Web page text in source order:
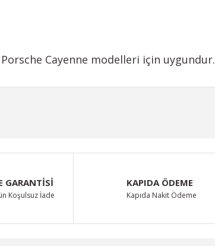
Cayenne modelleri için uygundur.
öneri formunu kullanarak tarafımıza iletebilirsiniz.
GARANTİSİ
Koşulsuz İade
KAPIDA ÖDEME
Kapıda Nakit Ödeme